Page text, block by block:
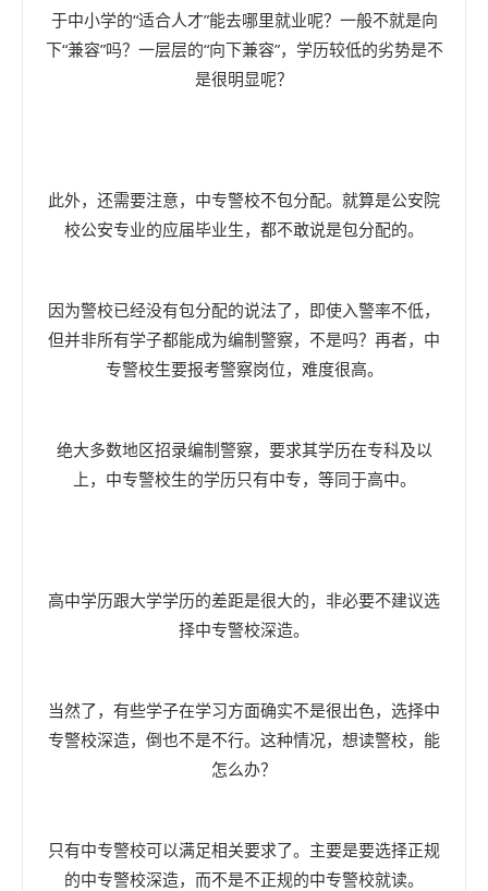
于中小学的“适合人才”能去哪里就业呢？一般不就是向
下“兼容”吗？一层层的“向下兼容”，学历较低的劣势是不
是很明显呢？
此外，还需要注意，中专警校不包分配。就算是公安院
校公安专业的应届毕业生，都不敢说是包分配的。
因为警校已经没有包分配的说法了，即使入警率不低，
但并非所有学子都能成为编制警察，不是吗？再者，中
专警校生要报考警察岗位，难度很高。
绝大多数地区招录编制警察，要求其学历在专科及以
上，中专警校生的学历只有中专，等同于高中。
高中学历跟大学学历的差距是很大的，非必要不建议选
择中专警校深造。
当然了，有些学子在学习方面确实不是很出色，选择中
专警校深造，倒也不是不行。这种情况，想读警校，能
怎么办？
只有中专警校可以满足相关要求了。主要是要选择正规
的中专警校深造，而不是不正规的中专警校就读。